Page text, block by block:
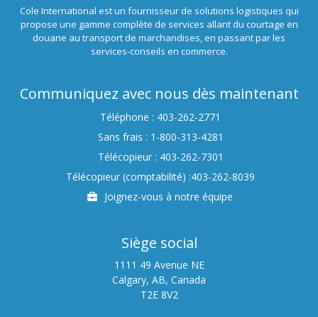
Cole International est un fournisseur de solutions logistiques qui
propose une gamme complète de services allant du courtage en
douane au transport de marchandises, en passant par les
services-conseils en commerce.
Communiquez avec nous dès maintenant
Téléphone : 403-262-2771
Sans frais : 1-800-313-4281
Télécopieur : 403-262-7301
Télécopieur (comptabilité) :403-262-8039
Carrières
Joignez-vous à notre équipe
Siège social
1111 49 Avenue NE
Calgary, AB, Canada
T2E 8V2